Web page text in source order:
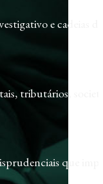
e cadeias
tributários,
que